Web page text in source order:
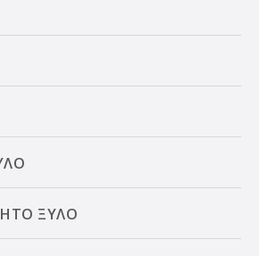
ΞΥΛΟ